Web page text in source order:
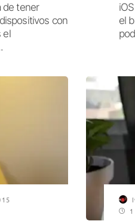
de tener
con
el
el